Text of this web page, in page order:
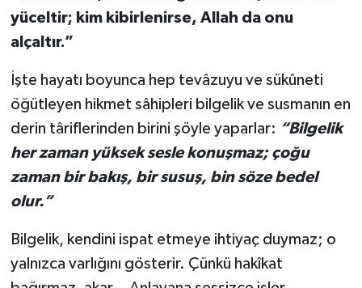
yüceltir; kim kibirlenirse, Allah da onu
alçaltır.”
İşte hayatı boyunca hep tevâzuyu ve sükûneti
öğütleyen hikmet sâhipleri bilgelik ve susmanın en
derin târiflerinden birini şöyle yaparlar: “Bilgelik
her zaman yüksek sesle konuşmaz; çoğu
zaman bir bakış, bir susuş, bin söze bedel
olur.”
Bilgelik, kendini ispat etmeye ihtiyaç duymaz; o
yalnızca varlığını gösterir. Çünkü hakîkat